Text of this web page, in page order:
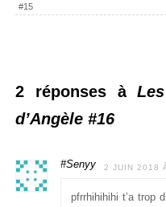
#15
2 réponses à
d’Angèle #16
#Senyy 2 JUIN 2018
pfrrhihihihi t’a trop